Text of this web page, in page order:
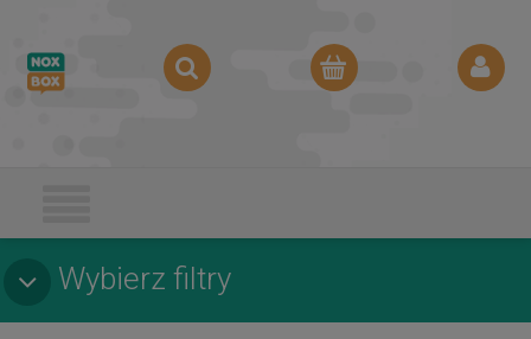
Wybierz filtry